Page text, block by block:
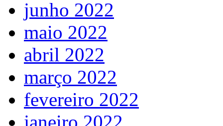
junho 2022
maio 2022
abril 2022
março 2022
fevereiro 2022
janeiro 2022